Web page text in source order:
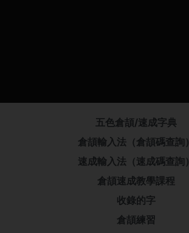
五色倉頡/速成字典
倉頡輸入法（倉頡碼查詢）
速成輸入法（速成碼查詢）
倉頡速成教學課程
收錄的字
倉頡練習